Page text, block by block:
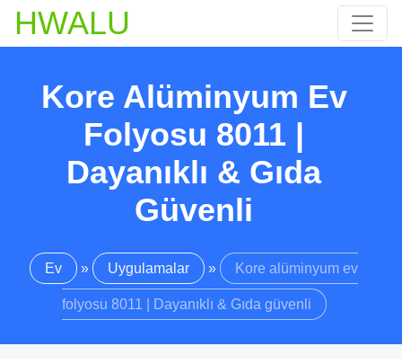
HWALU
Kore Alüminyum Ev
Folyosu 8011 |
Dayanıklı & Gıda
Güvenli
Ev » Uygulamalar » Kore alüminyum ev
folyosu 8011 | Dayanıklı & Gıda güvenli